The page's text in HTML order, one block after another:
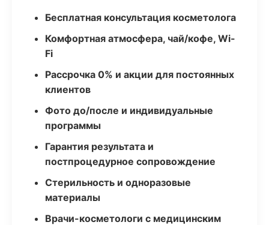
Бесплатная консультация косметолога
Комфортная атмосфера, чай/кофе, Wi-
Fi
Рассрочка 0% и акции для постоянных
клиентов
Фото до/после и индивидуальные
программы
Гарантия результата и
постпроцедурное сопровождение
Стерильность и одноразовые
материалы
Врачи-косметологи с медицинским